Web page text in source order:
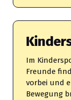
Im
Freunde
vorbei und
Bewegung